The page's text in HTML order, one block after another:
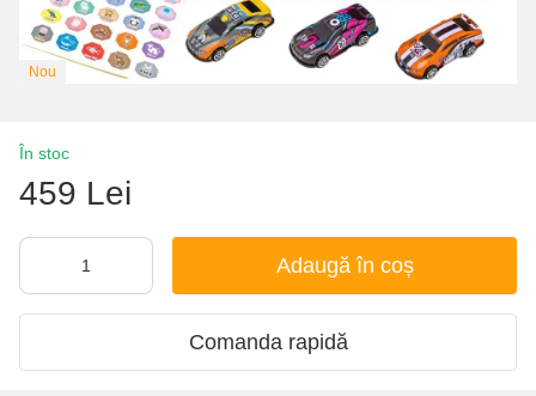
Nou
În stoc
459 Lei
Adaugă în coș
Comanda rapidă